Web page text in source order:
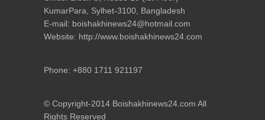
KumarPara, Sylhet-3100, Bangladesh
E-mail: boishakhinews24@hotmail.com
Website: http://www.boishakhinews24.com
Phone: +880 1711 921197
© Copyright-2014 Boishakhinews24.com All
Rights Reserved